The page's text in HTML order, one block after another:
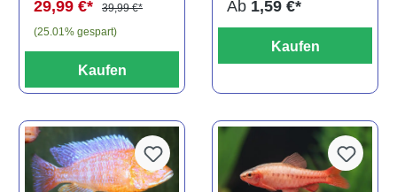
29,99 €*
39,99 €*
(25.01% gespart)
Kaufen
Ab 1,59 €*
Kaufen